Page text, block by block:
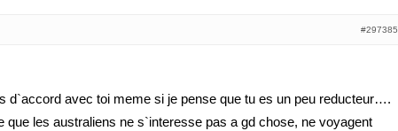
#297385
d`accord avec toi meme si je pense que tu es un peu reducteur….
que les australiens ne s`interesse pas a gd chose, ne voyagent